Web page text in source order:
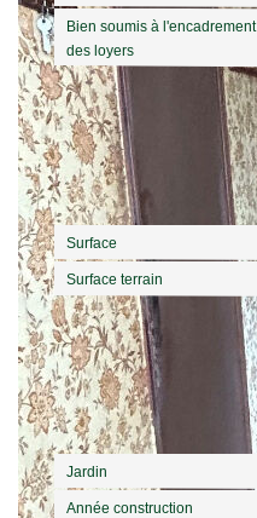
Bien soumis à l'encadrement
des loyers
Surfaces
Surface
Surface terrain
Extérieur
Jardin
Année construction